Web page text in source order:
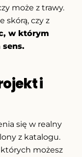
może z trawy.
skórą, czy z
w którym
sens.
i
się w realny
z katalogu.
możesz